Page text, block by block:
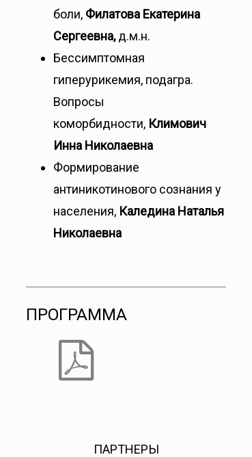
боли, Филатова Екатерина
Сергеевна,д.м.н.
Бессимптомная
гиперурикемия, подагра.
Вопросы
коморбидности, Климович
Инна Николаевна
Формирование
антиникотинового сознания у
населения, Каледина Наталья
Николаевна
ПРОГРАММА
ПАРТНЕРЫ